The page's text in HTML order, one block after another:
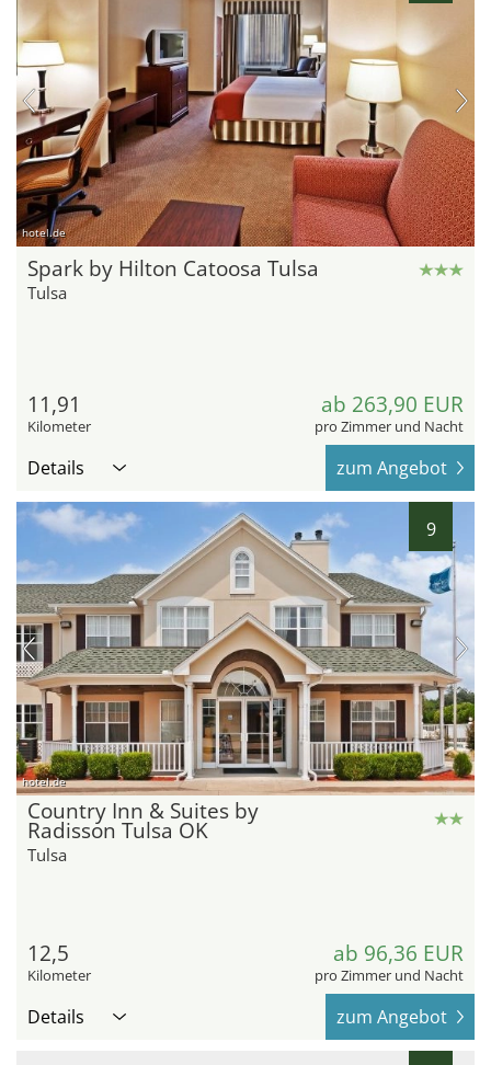
hotel.de
Spark by Hilton Catoosa Tulsa
Tulsa
11,91
Kilometer
ab 263,90 EUR
pro Zimmer und Nacht
Details zum Angebot
9
hotel.de
Country Inn & Suites by
Radisson Tulsa OK
Tulsa
12,5
Kilometer
ab 96,36 EUR
pro Zimmer und Nacht
Details zum Angebot